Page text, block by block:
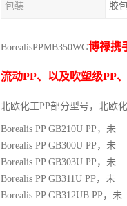
包装 胶
BorealisPPMB350WG博禄携
流动PP、以及吹塑级PP
北欧化工PP部分型号，北欧化
Borealis PP GB210U PP ，未
Borealis PP GB300U PP ，未
Borealis PP GB303U PP ，未
Borealis PP GB311U PP ，未
Borealis PP GB312UB PP ，未